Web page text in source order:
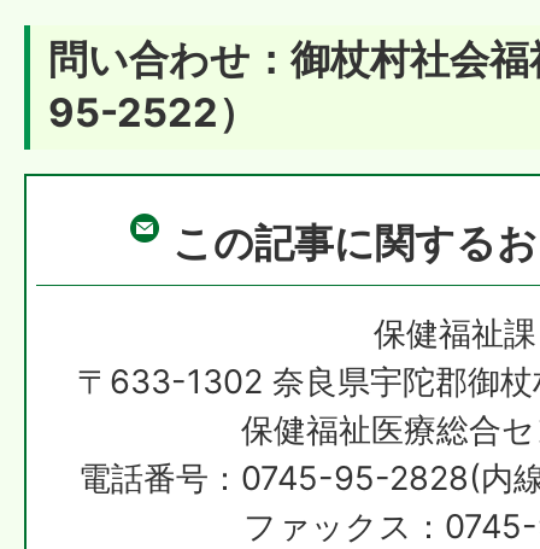
問い合わせ：御杖村社会
95-2522）
この記事に関する
保健福祉課
〒633-1302 奈良県宇陀郡御
保健福祉医療総合
電話番号：0745-95-2828(内
ファックス：